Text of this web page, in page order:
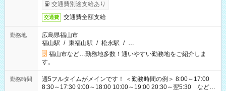
交通費別途支給あり
交通費 交通費全額支給
勤務地
広島県福山市
福山駅 / 東福山駅 / 松永駅 / …
福山市など…勤務地多数！通いやすい勤務地をご紹介しま
す。
勤務時間
週5フルタイムがメインです！ ＜勤務時間の例＞ 8:00～17:00
8:30～17:30 9:00～18:00 10:00～19:00 20:30～翌5:30 など ★